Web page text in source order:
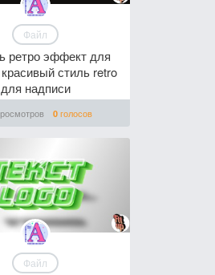
Файл
ретро эффект для
стиль retro
для надписи
0 голосов
Файл